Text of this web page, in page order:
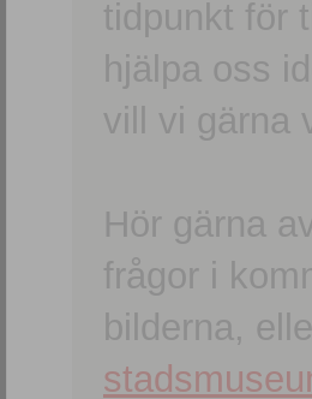
tidpunkt för
hjälpa oss
vill vi gärna
Hör gärna
frågor i
bilderna,